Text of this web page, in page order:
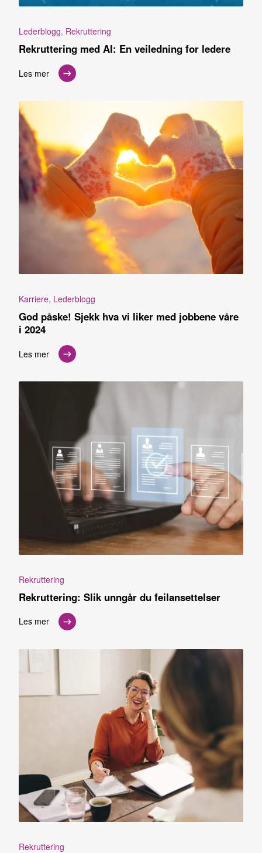
Lederblogg, Rekruttering
Rekruttering med AI: En veiledning for ledere
Les mer
Karriere, Lederblogg
God påske! Sjekk hva vi liker med jobbene våre
i 2024
Les mer
Rekruttering
Rekruttering: Slik unngår du feilansettelser
Les mer
Rekruttering